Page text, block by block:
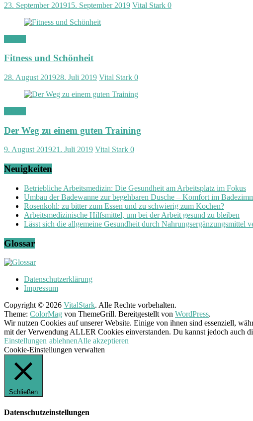
23. September 201915. September 2019 Vital Stark 0
Fitness und Schönheit
28. August 201928. Juli 2019 Vital Stark 0
Der Weg zu einem guten Training
9. August 201921. Juli 2019 Vital Stark 0
Neuigkeiten
Betriebliche Arbeitsmedizin: Die Gesundheit am Arbeitsplatz im Fokus
Umbau der Badewanne zur begehbaren Dusche – Komfort im
Rosenkohl: zu bitter zum Essen und zu schwierig zum Kochen?
Arbeitsmedizinische Hilfsmittel, um bei der Arbeit gesund zu bleiben
Lässt sich die allgemeine Gesundheit durch Nahrungsergänzungsmittel
Glossar
Datenschutzerklärung
Impressum
Copyright © 2026 VitalStark. Alle Rechte vorbehalten.
Theme: ColorMag von ThemeGrill. Bereitgestellt von WordPress.
Wir nutzen Cookies auf unserer Website. Einige von ihnen sind essenziell,
mit der Verwendung ALLER Cookies einverstanden. Du kannst jedoch auch
Einstellungen ablehnenAlle akzeptieren
Cookie-Einstellungen verwalten
Schließen
Datenschutzeinstellungen